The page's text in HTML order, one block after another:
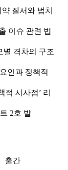
질서와 법치
이슈 관련 법
별 격차의 구조
인과 정책적
적 시사점’ 리
2호 발
출간